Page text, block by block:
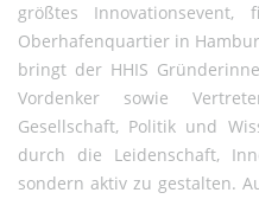
größtes
Oberhafenquartier in
bringt der HHIS
Vordenker sowie
Gesellschaft, Politik und
durch die Leidenschaft,
sondern aktiv zu gestalten.